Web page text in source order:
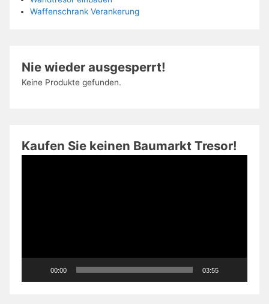
Waffenschrank Verankerung
Nie wieder ausgesperrt!
Keine Produkte gefunden.
Kaufen Sie keinen Baumarkt Tresor!
00:00 03:55